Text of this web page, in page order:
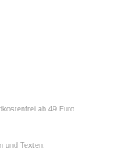
ab 49 Euro
und Texten.